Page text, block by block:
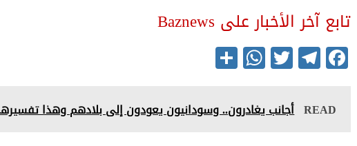
تابع آخر الأخبار على Baznews
Fa
ce
bo
ok
Te
le
gr
a
T
wi
tte
r
W
ha
ts
A
S
ha
re READ أجانب يغادرون.. وسودانيون يعودون إلى بلادهم وهذا